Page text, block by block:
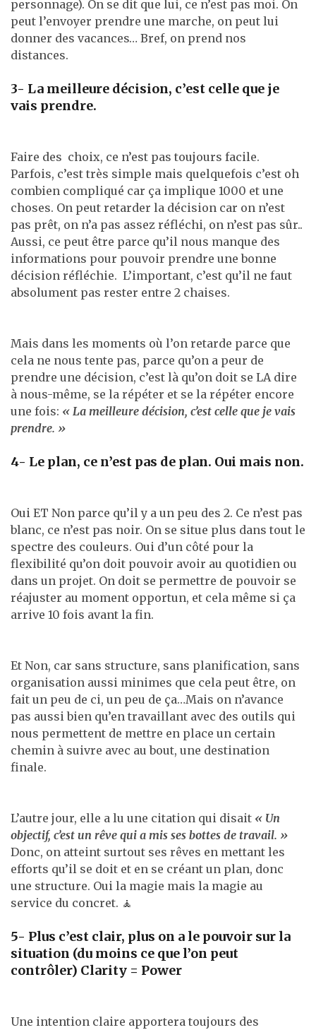
personnage). On se dit que lui, ce n’est pas moi. On
peut l’envoyer prendre une marche, on peut lui
donner des vacances… Bref, on prend nos
distances.
3- La meilleure décision, c’est celle que je
vais prendre.
Faire des choix, ce n’est pas toujours facile.
Parfois, c’est très simple mais quelquefois c’est oh
combien compliqué car ça implique 1000 et une
choses. On peut retarder la décision car on n’est
pas prêt, on n’a pas assez réfléchi, on n’est pas sûr..
Aussi, ce peut être parce qu’il nous manque des
informations pour pouvoir prendre une bonne
décision réfléchie. L’important, c’est qu’il ne faut
absolument pas rester entre 2 chaises.
Mais dans les moments où l’on retarde parce que
cela ne nous tente pas, parce qu’on a peur de
prendre une décision, c’est là qu’on doit se LA dire
à nous-même, se la répéter et se la répéter encore
une fois: « La meilleure décision, c’est celle que je vais
prendre. »
4- Le plan, ce n’est pas de plan. Oui mais non.
Oui ET Non parce qu’il y a un peu des 2. Ce n’est pas
blanc, ce n’est pas noir. On se situe plus dans tout le
spectre des couleurs. Oui d’un côté pour la
flexibilité qu’on doit pouvoir avoir au quotidien ou
dans un projet. On doit se permettre de pouvoir se
réajuster au moment opportun, et cela même si ça
arrive 10 fois avant la fin.
Et Non, car sans structure, sans planification, sans
organisation aussi minimes que cela peut être, on
fait un peu de ci, un peu de ça…Mais on n’avance
pas aussi bien qu’en travaillant avec des outils qui
nous permettent de mettre en place un certain
chemin à suivre avec au bout, une destination
finale.
L’autre jour, elle a lu une citation qui disait « Un
objectif, c’est un rêve qui a mis ses bottes de travail. »
Donc, on atteint surtout ses rêves en mettant les
efforts qu’il se doit et en se créant un plan, donc
une structure. Oui la magie mais la magie au
service du concret. 🧘
5- Plus c’est clair, plus on a le pouvoir sur la
situation (du moins ce que l’on peut
contrôler) Clarity = Power
Une intention claire apportera toujours des